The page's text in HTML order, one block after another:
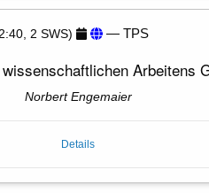
2 SWS) — TPS
Arbeitens
Norbert Engemaier
Details